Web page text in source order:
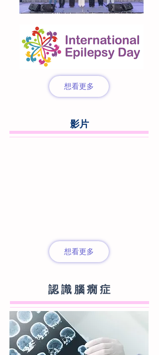
想看更多
​影片
想看更多
認 識 腦 癇 症